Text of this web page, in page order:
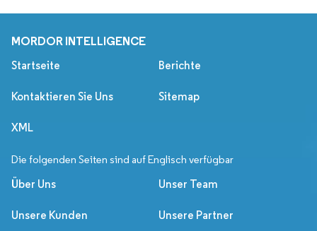
MORDOR INTELLIGENCE
Startseite Berichte
Kontaktieren Sie Uns Sitemap
XML
Die folgenden Seiten sind auf Englisch verfügbar
Über Uns Unser Team
Unsere Kunden Unsere Partner